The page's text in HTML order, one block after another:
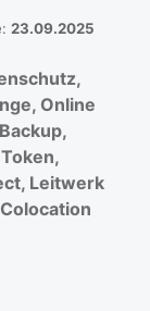
23.09.2025
Online
Leitwerk